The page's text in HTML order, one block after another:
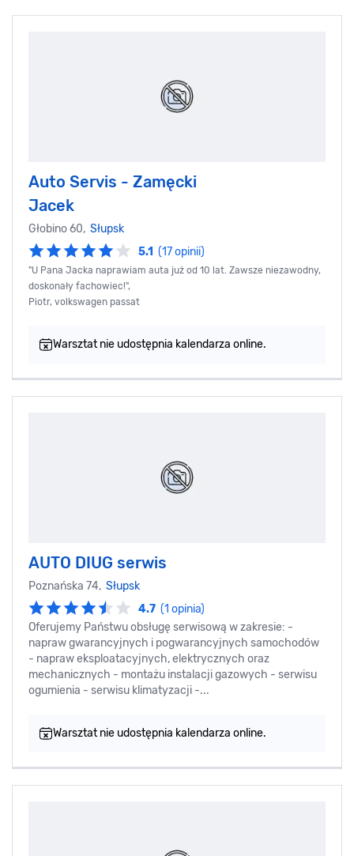
Auto Servis - Zamęcki
Jacek
Głobino 60, Słupsk
5.1 (17 opinii)
"U Pana Jacka naprawiam auta już od 10 lat. Zawsze niezawodny,
doskonały fachowiec!",
Piotr, volkswagen passat
Warsztat nie udostępnia kalendarza online.
AUTO DIUG serwis
Poznańska 74, Słupsk
4.7 (1 opinia)
Oferujemy Państwu obsługę serwisową w zakresie: -
napraw gwarancyjnych i pogwarancyjnych samochodów
- napraw eksploatacyjnych, elektrycznych oraz
mechanicznych - montażu instalacji gazowych - serwisu
ogumienia - serwisu klimatyzacji -...
Warsztat nie udostępnia kalendarza online.